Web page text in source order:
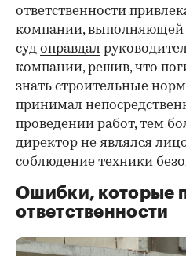
ответственности
компании, выполняющей
суд оправдал
компании, решив, что
знать строительные
принимал
проведении работ, тем
директор не являлся
соблюдение техники
Ошибки, которые
ответственности